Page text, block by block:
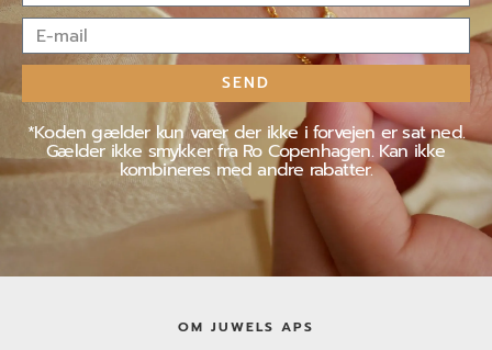
E-
mail
SEND
*Koden gælder kun varer der ikke i forvejen er sat ned.
Gælder ikke smykker fra Ro Copenhagen. Kan ikke
kombineres med andre rabatter.
OM JUWELS APS